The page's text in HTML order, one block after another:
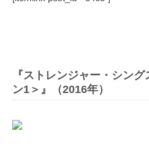
『ストレンジャー・シン
ン1＞』（2016年）